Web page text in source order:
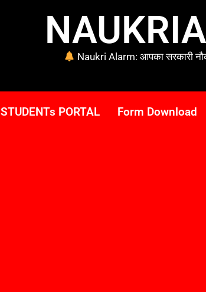
Naukri Alarm: आपका सरकारी
STUDENTs PORTAL Form Download